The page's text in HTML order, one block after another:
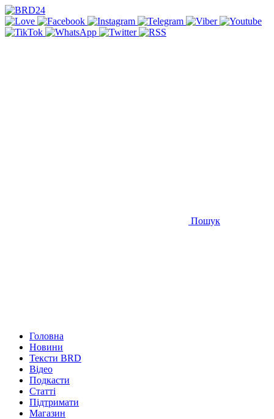
Пошук
Головна
Новини
Тексти BRD
Відео
Подкасти
Статті
Підтримати
Магазин